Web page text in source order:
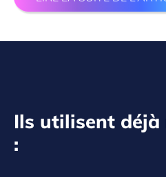
Ils utilisent
: